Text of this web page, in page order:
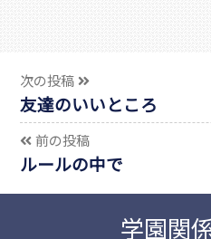
次の投稿
友達のいいところ
前の投稿
ルールの中で
学園関